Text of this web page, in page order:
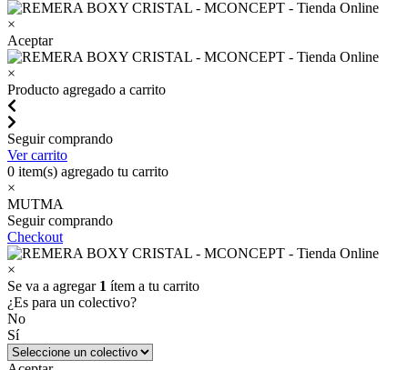
×
Aceptar
×
Producto agregado a carrito
Seguir comprando
Ver carrito
0 item(s) agregado tu carrito
×
MUTMA
Seguir comprando
Checkout
×
Se va a agregar 1 ítem a tu carrito
¿Es para un colectivo?
No
Sí